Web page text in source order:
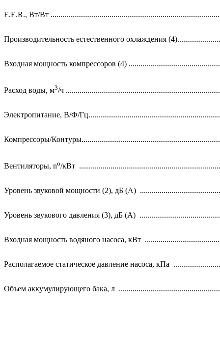
E.E.R., Вт/Вт
Производительность естественного охлаждения
Входная мощность компрессоров (4)
Расход воды, м3/ч
Электропитание, В/Ф/
Компрессоры/
Вентиляторы, no/кВт
Уровень звуковой мощности (2), дБ (А)
Уровень звукового давления (3), дБ (А)
Входная мощность водяного насоса, кВт
Располагаемое статическое давление насоса, кПа
Объем аккумулирующего бака, л